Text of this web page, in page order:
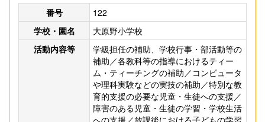
番号
122
学校・園名
大原野小学校
活動内容等
学級担任の補助、学校行事・部活動等の
補助／各教科等の指導におけるティー
ム・ティーチングの補助／コンピュータ
や理科実験などの実技の補助／特別な教
育的支援の必要な児童・生徒への支援／
障害のある児童・生徒の学習・学校生活
への支援／放課後における子どもの学習